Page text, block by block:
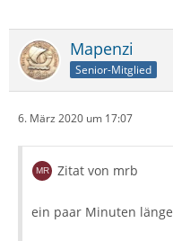
Mapenzi
Senior-Mitglied
6. März 2020 um 17:07
Zitat von mrb
ein paar Minuten